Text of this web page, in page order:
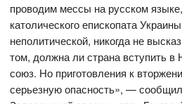
проводим мессы на русском
католического епископата
неполитической, никогда не
том, должна ли страна вступить
союз. Но приготовления к
серьезную опасность», —